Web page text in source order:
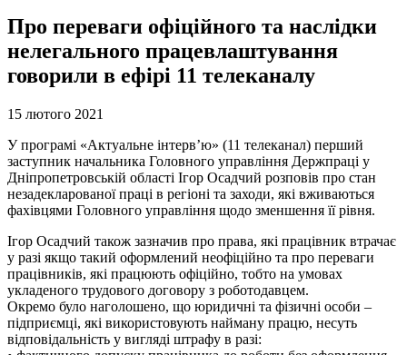
Про переваги офіційного та наслідки
нелегального працевлаштування
говорили в ефірі 11 телеканалу
15 лютого 2021
У програмі «Актуальне інтерв’ю» (11 телеканал) перший
заступник начальника Головного управління Держпраці у
Дніпропетровській області Ігор Осадчий розповів про стан
незадекларованої праці в регіоні та заходи, які вживаються
фахівцями Головного управління щодо зменшення її рівня.
Ігор Осадчий також зазначив про права, які працівник втрачає
у разі якщо такий оформлений неофіційно та про переваги
працівників, які працюють офіційно, тобто на умовах
укладеного трудового договору з роботодавцем.
Окремо було наголошено, що юридичні та фізичні особи –
підприємці, які використовують найману працю, несуть
відповідальність у вигляді штрафу в разі: